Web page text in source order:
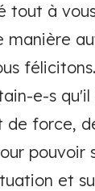
tout à
manière
e-s
de force,
pouvoir
et